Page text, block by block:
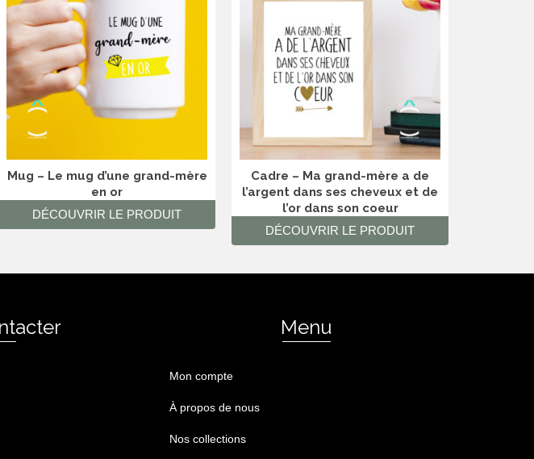
Mug – Le mug d’une grand-mère
en or
DÉCOUVRIR LE PRODUIT
Cadre – Ma grand-mère a de
l’argent dans ses cheveux et de
l’or dans son coeur
DÉCOUVRIR LE PRODUIT
Menu
Mon compte
À propos de nous
Nos collections